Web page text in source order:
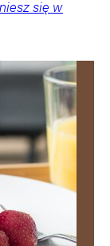
się w